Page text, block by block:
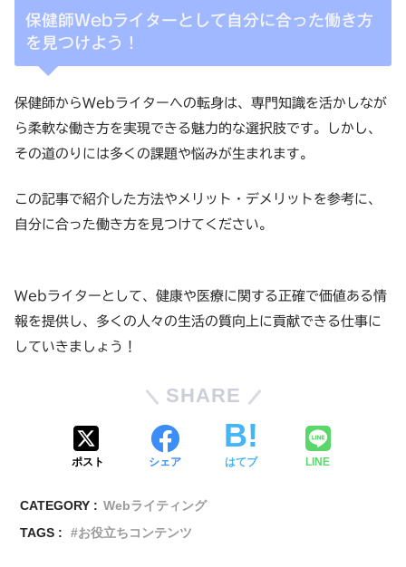
保健師Webライターとして自分に合った働き方
を見つけよう！
保健師からWebライターへの転身は、専門知識を活かしなが
ら柔軟な働き方を実現できる魅力的な選択肢です。しかし、
その道のりには多くの課題や悩みが生まれます。
この記事で紹介した方法やメリット・デメリットを参考に、
自分に合った働き方を見つけてください。
Webライターとして、健康や医療に関する正確で価値ある情
報を提供し、多くの人々の生活の質向上に貢献できる仕事に
していきましょう！
SHARE
ポスト シェア はてブ LINE
CATEGORY : Webライティング
TAGS :
お役立ちコンテンツ